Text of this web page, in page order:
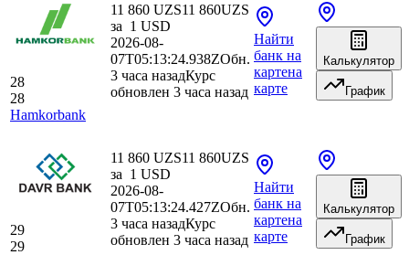
28
28
Hamkorbank
11 860 UZS11 860UZS
за 1 USD
2026-08-
07T05:13:24.938ZОбн.
3 часа назадКурс
обновлен 3 часа назад
Найти
банк на
картена
карте
Калькулятор
График
29
29
11 860 UZS11 860UZS
за 1 USD
2026-08-
07T05:13:24.427ZОбн.
3 часа назадКурс
обновлен 3 часа назад
Найти
банк на
картена
карте
Калькулятор
График